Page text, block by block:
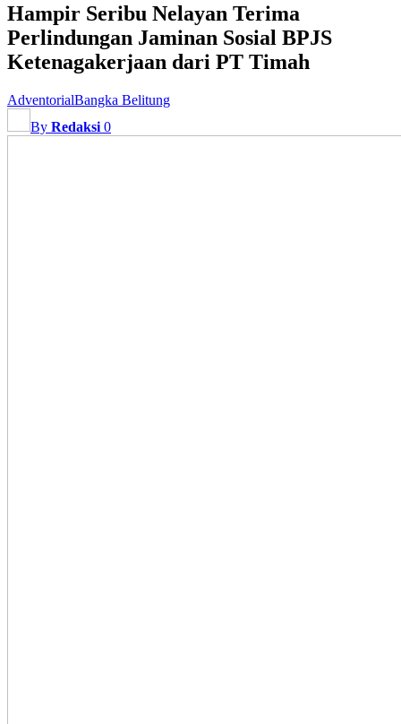
Hampir Seribu Nelayan Terima
Perlindungan Jaminan Sosial BPJS
Ketenagakerjaan dari PT Timah
AdventorialBangka Belitung
By Redaksi 0